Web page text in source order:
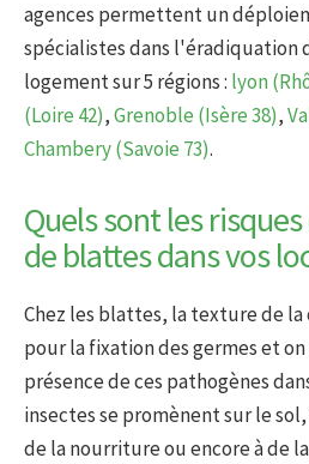
agences permettent un
spécialistes dans l'éradiquation
logement sur 5 régions : lyon
(Loire 42),Grenoble (Isère 38),
Chambery (Savoie 73).
Quels sont les
de blattes dans vos
Chez les blattes, la texture de
pour la fixation des germes et
présence de ces pathogènes
insectes se promènent sur le
de la nourriture ou encore à de